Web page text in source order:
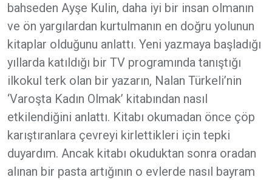
bahseden Ayşe Kulin, daha iyi bir insan olmanın
ve ön yargılardan kurtulmanın en doğru yolunun
kitaplar olduğunu anlattı. Yeni yazmaya başladığı
yıllarda katıldığı bir TV programında tanıştığı
ilkokul terk olan bir yazarın, Nalan Türkeli’nin
‘Varoşta Kadın Olmak’ kitabından nasıl
etkilendiğini anlattı. Kitabı okumadan önce çöp
karıştıranlara çevreyi kirlettikleri için tepki
duyardım. Ancak kitabı okuduktan sonra oradan
alınan bir pasta artığının o evlerde nasıl bayram